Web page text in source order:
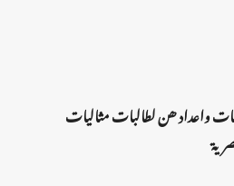
واعداد ھن لطالبات مثالیات